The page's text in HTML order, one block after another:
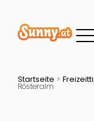
Startseite >
Rösteralm